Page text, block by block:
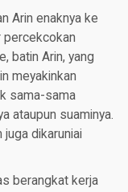
Arin enaknya ke
percekcokan
batin Arin, yang
meyakinkan
sama-sama
ataupun suaminya.
juga dikaruniai
berangkat kerja